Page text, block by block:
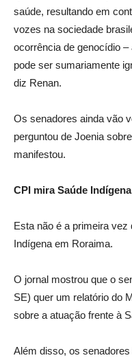
saúde, resultando em
vozes na sociedade
ocorrência de genocídio
pode ser sumariamente
diz Renan.
Os senadores ainda vão
perguntou de Joenia
manifestou.
CPI mira Saúde Indígena
Esta não é a primeira
Indígena em Roraima.
O jornal mostrou que o
SE) quer um relatório do
sobre a atuação frente à
Além disso, os